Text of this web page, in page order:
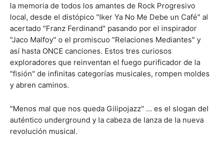
la memoria de todos los amantes de Rock Progresivo
local, desde el distópico "Iker Ya No Me Debe un Café" al
acertado "Franz Ferdinand" pasando por el inspirador
"Jaco Malfoy" o el promiscuo "Relaciones Mediantes" y
así hasta ONCE canciones. Estos tres curiosos
exploradores que reinventan el fuego purificador de la
"fisión" de infinitas categorías musicales, rompen moldes
y abren caminos.
"Menos mal que nos queda Gilipojazz" ... es el slogan del
auténtico underground y la cabeza de lanza de la nueva
revolución musical.